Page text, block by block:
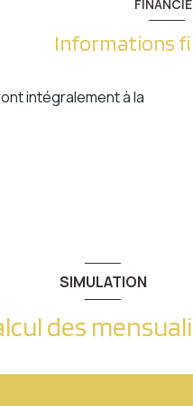
Informations
intégralement à la
SIMULATION
des